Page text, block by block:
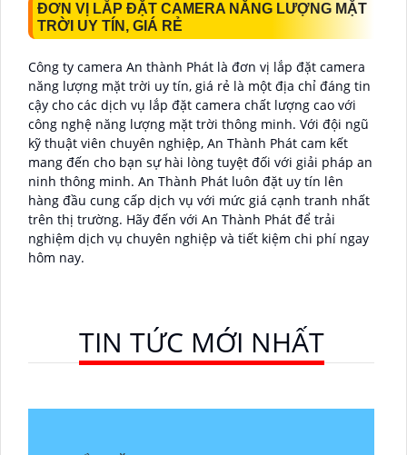
ĐƠN VỊ LẮP ĐẶT CAMERA NĂNG LƯỢNG MẶT
TRỜI UY TÍN, GIÁ RẺ
Công ty camera An thành Phát là đơn vị lắp đặt camera
năng lượng mặt trời uy tín, giá rẻ là một địa chỉ đáng tin
cậy cho các dịch vụ lắp đặt camera chất lượng cao với
công nghệ năng lượng mặt trời thông minh. Với đội ngũ
kỹ thuật viên chuyên nghiệp, An Thành Phát cam kết
mang đến cho bạn sự hài lòng tuyệt đối với giải pháp an
ninh thông minh. An Thành Phát luôn đặt uy tín lên
hàng đầu cung cấp dịch vụ với mức giá cạnh tranh nhất
trên thị trường. Hãy đến với An Thành Phát để trải
nghiệm dịch vụ chuyên nghiệp và tiết kiệm chi phí ngay
hôm nay.
TIN TỨC MỚI NHẤT